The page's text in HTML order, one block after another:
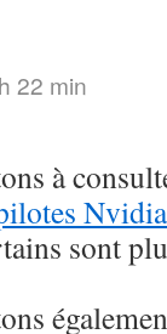
22 min
à
Nvidia
sont